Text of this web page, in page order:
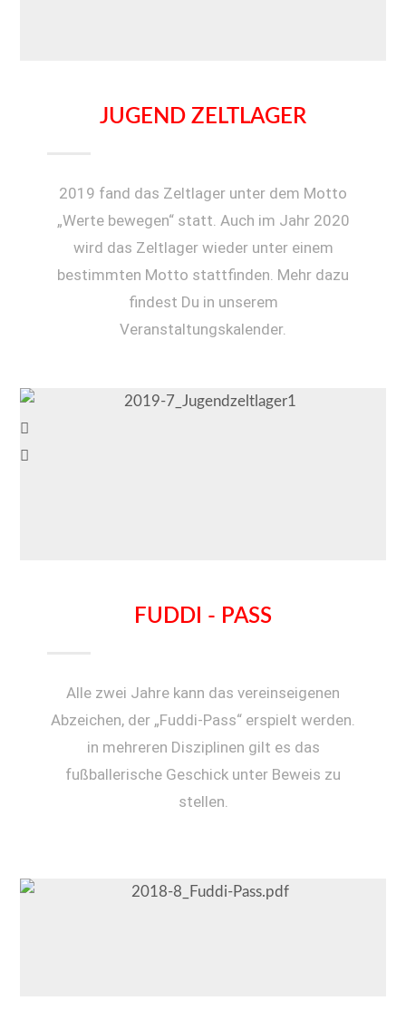
JUGEND ZELTLAGER
2019 fand das Zeltlager unter dem Motto
„Werte bewegen“ statt. Auch im Jahr 2020
wird das Zeltlager wieder unter einem
bestimmten Motto stattfinden. Mehr dazu
findest Du in unserem
Veranstaltungskalender.
FUDDI - PASS
Alle zwei Jahre kann das vereinseigenen
Abzeichen, der „Fuddi-Pass“ erspielt werden.
in mehreren Disziplinen gilt es das
fußballerische Geschick unter Beweis zu
stellen.